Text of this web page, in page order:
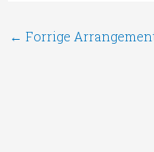
← Forrige